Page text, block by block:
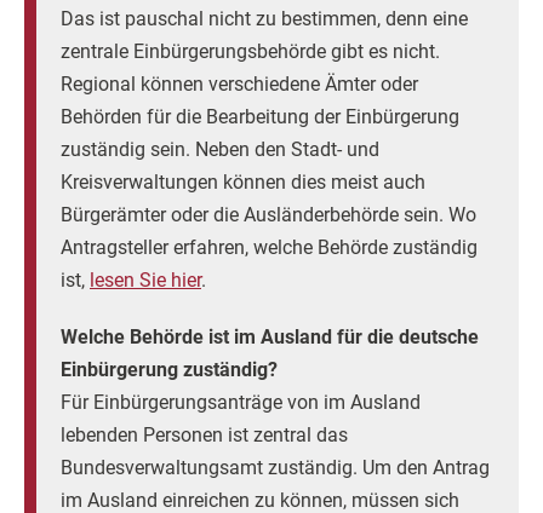
Das ist pauschal nicht zu bestimmen, denn eine
zentrale Einbürgerungsbehörde gibt es nicht.
Regional können verschiedene Ämter oder
Behörden für die Bearbeitung der Einbürgerung
zuständig sein. Neben den Stadt- und
Kreisverwaltungen können dies meist auch
Bürgerämter oder die Ausländerbehörde sein. Wo
Antragsteller erfahren, welche Behörde zuständig
ist, lesen Sie hier.
Welche Behörde ist im Ausland für die deutsche
Einbürgerung zuständig?
Für Einbürgerungsanträge von im Ausland
lebenden Personen ist zentral das
Bundesverwaltungsamt zuständig. Um den Antrag
im Ausland einreichen zu können, müssen sich